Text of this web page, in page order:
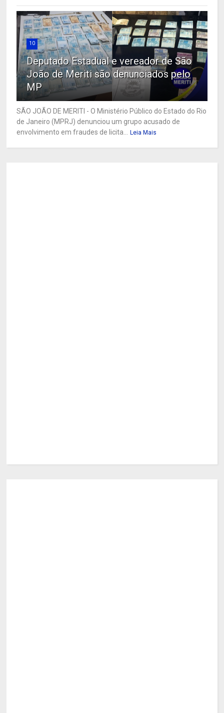
10
Deputado Estadual e vereador de São
João de Meriti são denunciados pelo
MP
SÃO JOÃO DE MERITI - O Ministério Público do Estado do Rio
de Janeiro (MPRJ) denunciou um grupo acusado de
envolvimento em fraudes de licita...
Leia Mais